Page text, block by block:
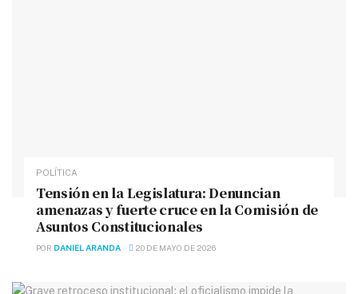
POLÍTICA
Tensión en la Legislatura: Denuncian
amenazas y fuerte cruce en la Comisión de
Asuntos Constitucionales
POR DANIEL ARANDA 20 DE MAYO DE 2026